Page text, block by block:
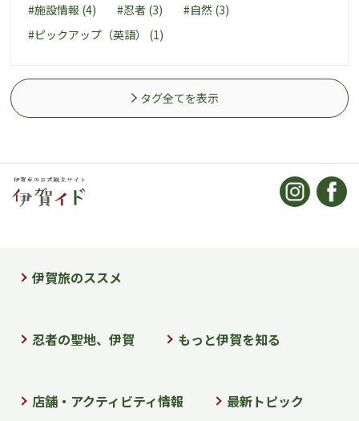
#施設情報 (4)
#忍者 (3)
#自然 (3)
#ピックアップ（英語） (1)
タグ全てを表示
伊賀旅のススメ
忍者の聖地、伊賀 もっと伊賀を知る
店舗・アクティビティ情報 最新トピック